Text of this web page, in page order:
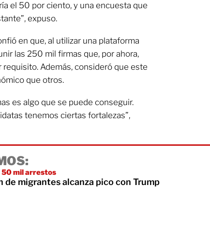
el 50 por ciento, y una encuesta que
expuso.
en que, al utilizar una plataforma
las 250 mil firmas que, por ahora,
Además, consideró que este
que otros.
es algo que se puede conseguir.
tenemos ciertas fortalezas”,
50 mil arrestos
de migrantes alcanza pico con Trump